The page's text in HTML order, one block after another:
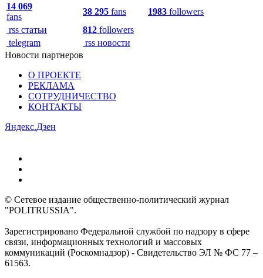
14 069
fans
38 295 fans 1983 followers
rss статьи
812 followers
telegram
rss новости
Новости партнеров
О ПРОЕКТЕ
РЕКЛАМА
СОТРУДНИЧЕСТВО
КОНТАКТЫ
Яндекс.Дзен
© Сетевое издание общественно-политический журнал
"POLITRUSSIA".
Зарегистрировано Федеральной службой по надзору в сфере
связи, информационных технологий и массовых
коммуникаций (Роскомнадзор) - Свидетельство ЭЛ № ФС 77 –
61563.